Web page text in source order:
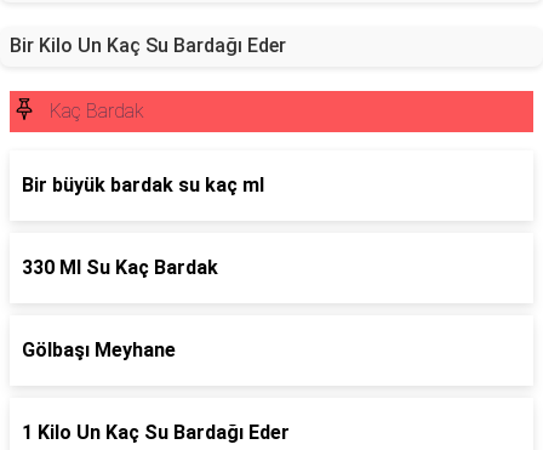
Bir Kilo Un Kaç Su Bardağı Eder
Kaç Bardak
Bir büyük bardak su kaç ml
330 Ml Su Kaç Bardak
Gölbaşı Meyhane
1 Kilo Un Kaç Su Bardağı Eder